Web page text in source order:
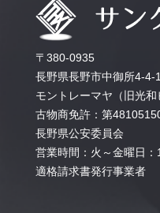
〒380-0935
長野県長野市中御所4-4-
モントレーマヤ（旧光和
古物商免許：第
長野県公安委員会
営業時間：火～金曜日
適格請求書発行事業者